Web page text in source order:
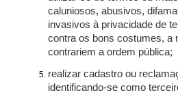
caluniosos, abusivos,
invasivos à privacidade de
contra os bons costumes, a
contrariem a ordem pública;
realizar cadastro ou
identificando-se como